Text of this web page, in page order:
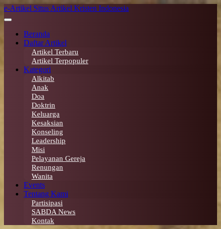
Skip
to
content
e-Artikel Situs Artikel Kristen Indonesia
Beranda
Daftar Artikel
Artikel Terbaru
Artikel Terpopuler
Kategori
Alkitab
Anak
Doa
Doktrin
Keluarga
Kesaksian
Konseling
Leadership
Misi
Pelayanan Gereja
Renungan
Wanita
Events
Tentang Kami
Partisipasi
SABDA News
Kontak